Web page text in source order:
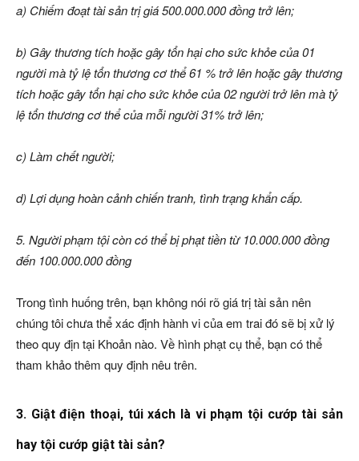
a) Chiếm đoạt tài sản trị giá 500.000.000 đồng trở lên;
b) Gây thương tích hoặc gây tổn hại cho sức khỏe của 01
người mà tỷ lệ tổn thương cơ thể 61 % trở lên hoặc gây thương
tích hoặc gây tổn hại cho sức khỏe của 02 người trở lên mà tỷ
lệ tổn thương cơ thể của mỗi người 31% trở lên;
c) Làm chết người;
d) Lợi dụng hoàn cảnh chiến tranh, tình trạng khẩn cấp.
5. Người phạm tội còn có thể bị phạt tiền từ 10.000.000 đồng
đến 100.000.000 đồng
Trong tình huống trên, bạn không nói rõ giá trị tài sản nên
chúng tôi chưa thể xác định hành vi của em trai đó sẽ bị xử lý
theo quy địn tại Khoản nào. Về hình phạt cụ thể, bạn có thể
tham khảo thêm quy định nêu trên.
3. Giật điện thoại, túi xách là vi phạm tội cướp tài sản
hay tội cướp giật tài sản?